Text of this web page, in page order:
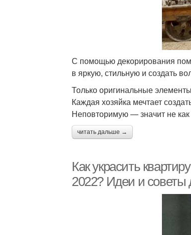
С помощью декорирования
в яркую, стильную и создать
Только оригинальные
Каждая хозяйка мечтает
Неповторимую — значит не как
читать дальше →
Как украсить
2022? Идеи и советы